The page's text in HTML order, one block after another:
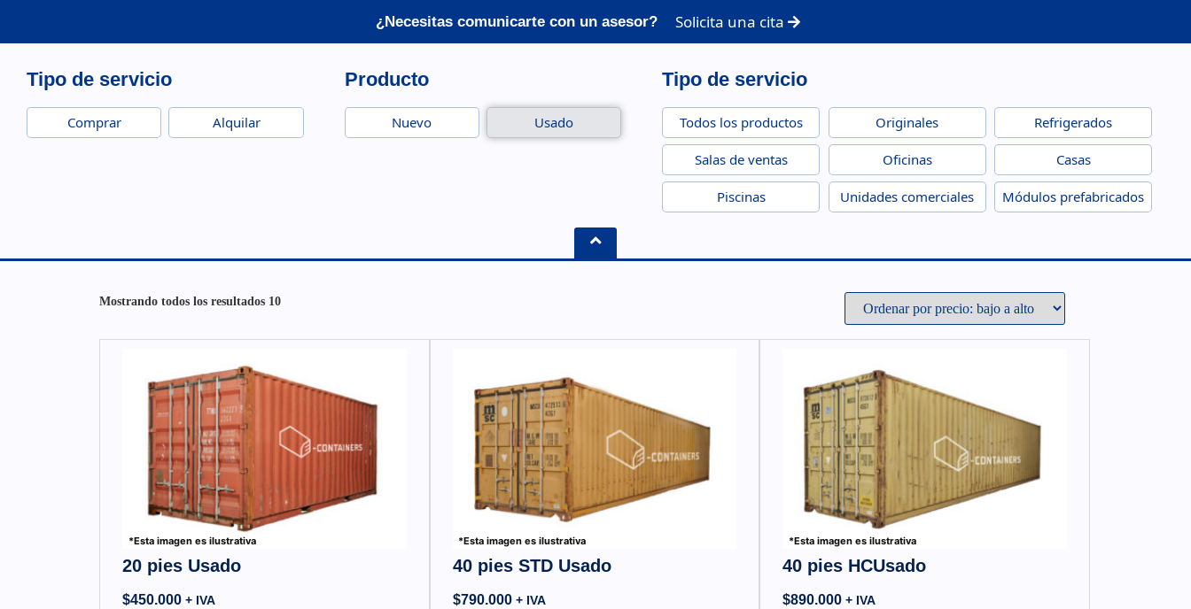
¿Necesitas comunicarte con un asesor? Solicita una cita
Tipo de servicio
Comprar Alquilar
Producto
Nuevo Usado
Tipo de servicio
Todos los productos
Salas de ventas
Piscinas
Originales
Oficinas
Unidades comerciales
Refrigerados
Casas
Módulos prefabricados
Mostrando todos los resultados 10
*Esta imagen es ilustrativa
20 pies Usado
$450.000 + IVA
*Esta imagen es ilustrativa
40 pies STD Usado
$790.000 + IVA
*Esta imagen es ilustrativa
40 pies HCUsado
$890.000 + IVA